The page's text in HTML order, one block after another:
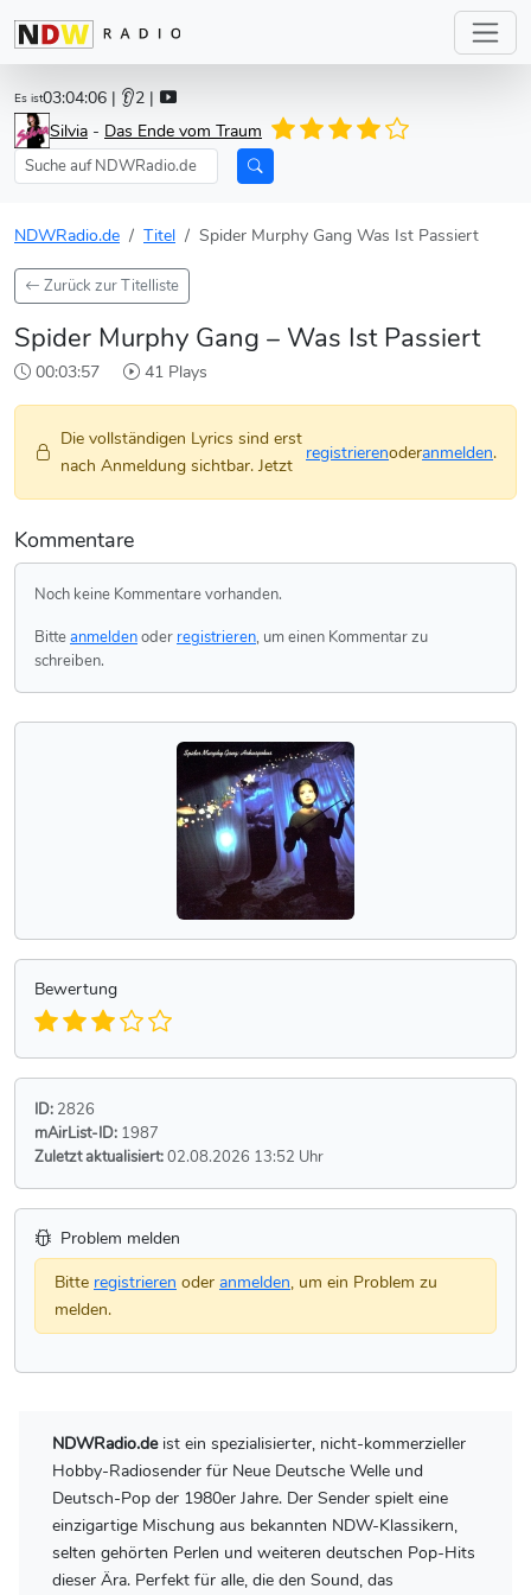
Es ist03:04:06 | 👂2 |
Silvia - Das Ende vom Traum
NDWRadio.de Titel Spider Murphy Gang Was Ist Passiert
Zurück zur Titelliste
Spider Murphy Gang – Was Ist Passiert
00:03:57 41 Plays
Die vollständigen Lyrics sind erst
nach Anmeldung sichtbar. Jetzt
registrierenoderanmelden.
Kommentare
Noch keine Kommentare vorhanden.
Bitteanmeldenoder registrieren, um einen Kommentar zu
schreiben.
Bewertung
ID: 2826
mAirList-ID: 1987
Zuletzt aktualisiert:02.08.2026 13:52 Uhr
Problem melden
Bitte registrieren oder anmelden, um ein Problem zu
melden.
NDWRadio.deist ein spezialisierter, nicht-kommerzieller
Hobby-Radiosender für Neue Deutsche Welle und
Deutsch-Pop der 1980er Jahre. Der Sender spielt eine
einzigartige Mischung aus bekannten NDW-Klassikern,
selten gehörten Perlen und weiteren deutschen Pop-Hits
dieser Ära. Perfekt für alle, die den Sound, das